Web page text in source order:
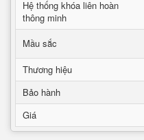
Hệ thống khóa liên hoàn
thông minh
Mầu sắc
Thương hiệu
Bảo hành
Giá